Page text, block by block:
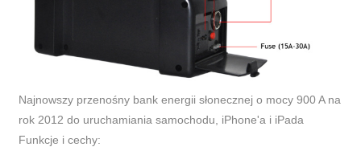
Najnowszy przenośny bank energii słonecznej o mocy 900 A na
rok 2012 do uruchamiania samochodu, iPhone'a i iPada
Funkcje i cechy: